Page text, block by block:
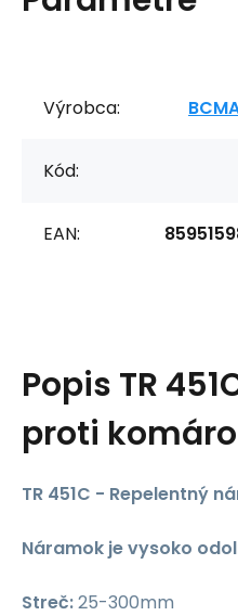
Výrobca:
Kód:
EAN:
Popis TR
proti
TR 451C - Repelentný
Náramok je vysoko
Streč:25-300mm